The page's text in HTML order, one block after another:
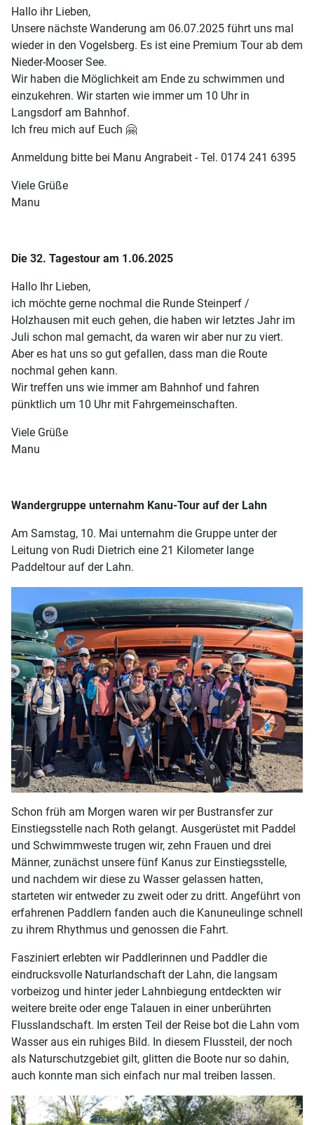
Hallo ihr Lieben,
Unsere nächste Wanderung am 06.07.2025 führt uns mal
wieder in den Vogelsberg. Es ist eine Premium Tour ab dem
Nieder-Mooser See.
Wir haben die Möglichkeit am Ende zu schwimmen und
einzukehren. Wir starten wie immer um 10 Uhr in
Langsdorf am Bahnhof.
Ich freu mich auf Euch 🤗
Anmeldung bitte bei Manu Angrabeit - Tel. 0174 241 6395
Viele Grüße
Manu
Die 32. Tagestour am 1.06.2025
Hallo Ihr Lieben,
ich möchte gerne nochmal die Runde Steinperf /
Holzhausen mit euch gehen, die haben wir letztes Jahr im
Juli schon mal gemacht, da waren wir aber nur zu viert.
Aber es hat uns so gut gefallen, dass man die Route
nochmal gehen kann.
Wir treffen uns wie immer am Bahnhof und fahren
pünktlich um 10 Uhr mit Fahrgemeinschaften.
Viele Grüße
Manu
Wandergruppe unternahm Kanu-Tour auf der Lahn
Am Samstag, 10. Mai unternahm die Gruppe unter der
Leitung von Rudi Dietrich eine 21 Kilometer lange
Paddeltour auf der Lahn.
Schon früh am Morgen waren wir per Bustransfer zur
Einstiegsstelle nach Roth gelangt. Ausgerüstet mit Paddel
und Schwimmweste trugen wir, zehn Frauen und drei
Männer, zunächst unsere fünf Kanus zur Einstiegsstelle,
und nachdem wir diese zu Wasser gelassen hatten,
starteten wir entweder zu zweit oder zu dritt. Angeführt von
erfahrenen Paddlern fanden auch die Kanuneulinge schnell
zu ihrem Rhythmus und genossen die Fahrt.
Fasziniert erlebten wir Paddlerinnen und Paddler die
eindrucksvolle Naturlandschaft der Lahn, die langsam
vorbeizog und hinter jeder Lahnbiegung entdeckten wir
weitere breite oder enge Talauen in einer unberührten
Flusslandschaft. Im ersten Teil der Reise bot die Lahn vom
Wasser aus ein ruhiges Bild. In diesem Flussteil, der noch
als Naturschutzgebiet gilt, glitten die Boote nur so dahin,
auch konnte man sich einfach nur mal treiben lassen.